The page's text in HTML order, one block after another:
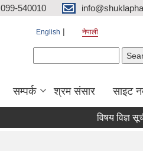
099-540010
English नेपाली
सम्पर्क श्रम संसार साइट
विषय विज्ञ